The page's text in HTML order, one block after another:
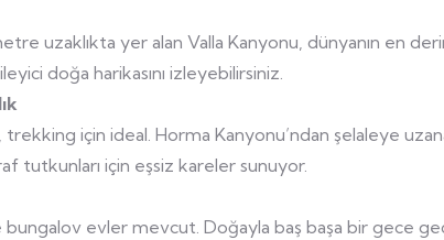
uzaklıkta yer alan Valla Kanyonu, dünyanın en
doğa harikasını izleyebilirsiniz.
için ideal. Horma Kanyonu’ndan şelaleye
tutkunları için eşsiz kareler sunuyor.
bungalov evler mevcut. Doğayla baş başa bir gece